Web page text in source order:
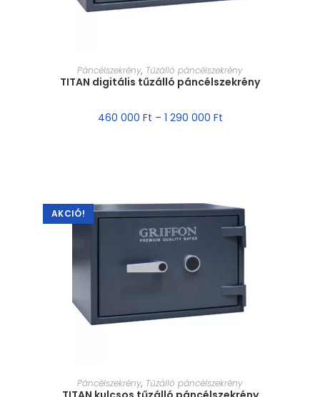
MÉRET VÁLASZTÁSA
Páncélszekrény, Tűzálló páncélszekrény
TITAN digitális tűzálló páncélszekrény
460 000 Ft – 1 290 000 Ft
AKCIÓ!
MÉRET VÁLASZTÁSA
Páncélszekrény, Tűzálló páncélszekrény